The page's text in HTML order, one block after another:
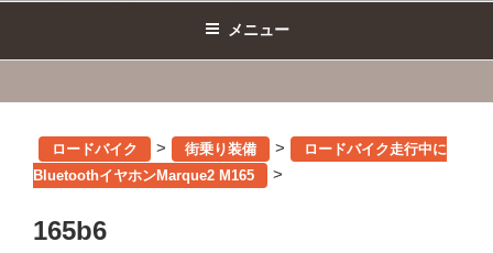
メニュー
ロードバイク > 街乗り装備 >
ロードバイク走行中に
BluetoothイヤホンMarque2 M165
>
165b6